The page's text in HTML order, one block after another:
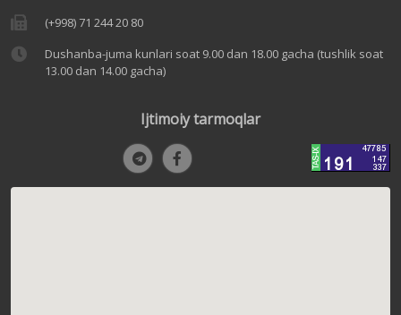
(+998) 71 244 20 80
Dushanba-juma kunlari soat 9.00 dan 18.00 gacha (tushlik soat
13.00 dan 14.00 gacha)
Ijtimoiy tarmoqlar